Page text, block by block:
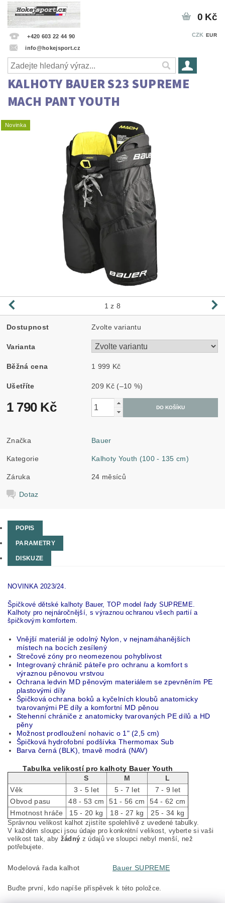
+420 603 22 44 90
info@hokejsport.cz
CZK EUR
0 Kč
KALHOTY BAUER S23 SUPREME
MACH PANT YOUTH
Novinka
1 z 8
Dostupnost Zvolte variantu
Varianta
Běžná cena 1 999 Kč
Ušetříte 209 Kč (–10 %)
1 790 Kč
Značka Bauer
Kategorie Kalhoty Youth (100 - 135 cm)
Záruka 24 měsíců
Dotaz
POPIS
PARAMETRY
DISKUZE
NOVINKA 2023/24.
Špičkové dětské kalhoty Bauer, TOP model řady SUPREME.
Kalhoty pro nejnáročnější, s výraznou ochranou všech partií a
špičkovým komfortem.
Vnější materiál je odolný Nylon, v nejnamáhanějších
místech na bocích zesílený
Strečové zóny pro neomezenou pohyblivost
Integrovaný chránič páteře pro ochranu a komfort s
výraznou pěnovou vrstvou
Ochrana ledvin MD pěnovým materiálem se zpevněním PE
plastovými díly
Špičková ochrana boků a kyčelních kloubů anatomicky
tvarovanými PE díly a komfortní MD pěnou
Stehenní chrániče z anatomicky tvarovaných PE dílů a HD
pěny
Možnost prodloužení nohavic o 1" (2,5 cm)
Špičková hydrofobní podšívka Thermomax Sub
Barva černá (BLK), tmavě modrá (NAV)
Tabulka velikostí pro kalhoty Bauer Youth
S
M
L
Věk
3 - 5 let 5 - 7 let
7 - 9 let
Obvod pasu
48 - 53 cm 51 - 56 cm
54 - 62 cm
Hmotnost hráče
15 - 20 kg 18 - 27 kg 25 - 34 kg
Správnou velikost kalhot zjistíte spolehlivě z uvedené tabulky.
V každém sloupci jsou údaje pro konkrétní velikost, vyberte si vaši
velikost tak, aby žádný z údajů ve sloupci nebyl menší, než
potřebujete.
Modelová řada kalhot Bauer SUPREME
Buďte první, kdo napíše příspěvek k této položce.